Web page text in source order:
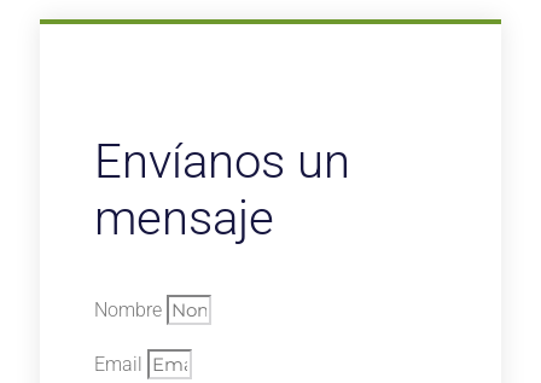
Envíanos un
mensaje
Nombre
Email